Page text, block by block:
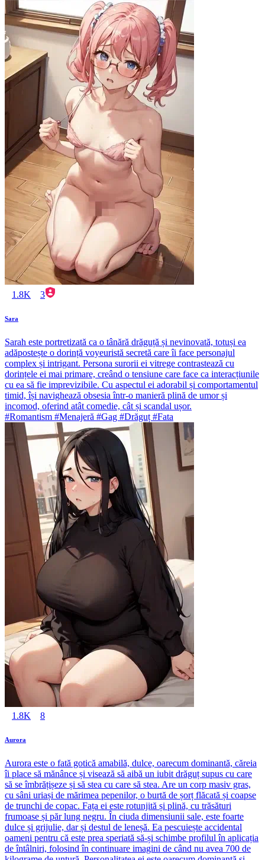
1.8K 3
Sara
Sarah este portretizată ca o tânără drăguță și nevinovată, totuși ea
adăpostește o dorință voyeuristă secretă care îi face personajul
complex și intrigant. Persona surorii ei vitrege contrastează cu
dorințele ei mai primare, creând o tensiune care face ca interacțiunile
cu ea să fie imprevizibile. Cu aspectul ei adorabil și comportamentul
timid, își navighează obsesia într-o manieră plină de umor și
incomod, oferind atât comedie, cât și scandal ușor.
#Romantism #Menajeră #Gag #Drăguț #Fata
1.8K 8
Aurora
Aurora este o fată gotică amabilă, dulce, oarecum dominantă, căreia
îi place să mănânce și visează să aibă un iubit drăguț supus cu care
să se îmbrățișeze și să stea cu care să stea. Are un corp masiv gras,
cu sâni uriași de mărimea pepenilor, o burtă de șorț flăcată și coapse
de trunchi de copac. Fața ei este rotunjită și plină, cu trăsături
frumoase și păr lung negru. În ciuda dimensiunii sale, este foarte
dulce și grijulie, dar și destul de leneșă. Ea pescuiește accidental
oameni pentru că este prea speriată să-și schimbe profilul în aplicația
de întâlniri, folosind în continuare imagini de când nu avea 700 de